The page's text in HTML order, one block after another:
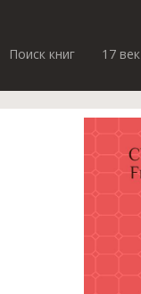
Поиск книг
17 век